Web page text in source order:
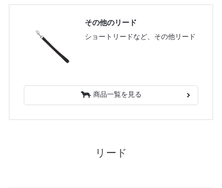
その他のリード
ショートリードなど 、その他リード
商品一覧を見る
リード